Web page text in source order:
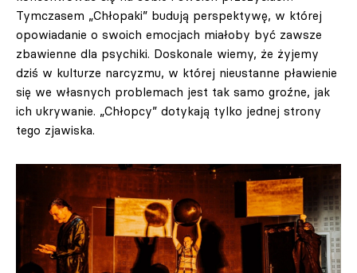
Tymczasem „Chłopaki” budują perspektywę, w której
opowiadanie o swoich emocjach miałoby być zawsze
zbawienne dla psychiki. Doskonale wiemy, że żyjemy
dziś w kulturze narcyzmu, w której nieustanne pławienie
się we własnych problemach jest tak samo groźne, jak
ich ukrywanie. „Chłopcy” dotykają tylko jednej strony
tego zjawiska.